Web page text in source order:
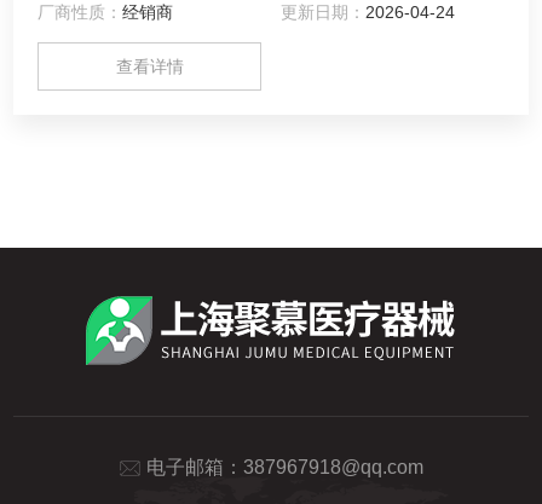
厂商性质：经销商 更新日期： 2026-04-24
查看详情
电子邮箱： 387967918@qq.com